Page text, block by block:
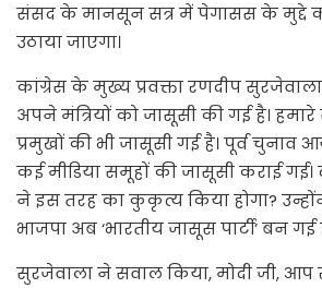
संसद के मानसून सत्र में पेगासस के मुद्दे
उठाया जाएगा।
कांग्रेस के मुख्य प्रवक्ता रणदीप
अपने मंत्रियों को जासूसी की गई है।
प्रमुखों की भी जासूसी गई है। पूर्व चुनाव
कई मीडिया समूहों की जासूसी कराई
ने इस तरह का कुकृत्य किया होगा?
भाजपा अब ‘भारतीय जासूस पार्टी’ बन गई
सुरजेवाला ने सवाल किया, मोदी जी, आप